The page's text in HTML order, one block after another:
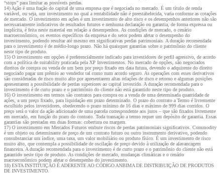
“stops” para limitar as possíveis perdas.
14) Ação é uma fração do capital de uma empresa que é negociada no mercado. É um título de renda
variável, ou seja, um investimento no qual a rentabilidade não é preestabelecida, varia conforme as cotações
de mercado. O investimento em ações é um investimento de alto risco e os desempenhos anteriores não são
necessariamente indicativos de resultados futuros e nenhuma declaração ou garantia, de forma expressa ou
implícita, é feita neste material em relação a desempenhos. As condições de mercado, o cenário
macroeconômico, os eventos específicos da empresa e do setor podem afetar o desempenho do
investimento, podendo resultar até mesmo em significativas perdas patrimoniais. A duração recomendada
para o investimento é de médio-longo prazo. Não há quaisquer garantias sobre o patrimônio do cliente
neste tipo de produto.
15) O investimento em opções é preferencialmente indicado para investidores de perfil agressivo, de acordo
com a política de suitability praticada pela XP Investimentos. No mercado de opções, são negociados
direitos de compra ou venda de um bem por preço fixado em data futura, devendo o adquirente do direito
negociado pagar um prêmio ao vendedor tal como num acordo seguro. As operações com esses derivativos
são consideradas de risco muito alto por apresentarem altas relações de risco e retorno e algumas posições
apresentarem a possibilidade de perdas superiores ao capital investido. A duração recomendada para o
investimento é de curto prazo e o patrimônio do cliente não está garantido neste tipo de produto.
16) O investimento em termos são contratos para compra ou a venda de uma determinada quantidade de
ações, a um preço fixado, para liquidação em prazo determinado. O prazo do contrato a Termo é livremente
escolhido pelos investidores, obedecendo o prazo mínimo de 16 dias e máximo de 999 dias corridos. O
preço será o valor da ação adicionado de uma parcela correspondente aos juros – que são fixados livremente
em mercado, em função do prazo do contrato. Toda transação a termo requer um depósito de garantia. Essas
garantias são prestadas em duas formas: cobertura ou margem.
17) O investimento em Mercados Futuros embute riscos de perdas patrimoniais significativos. Commodity
é um objeto ou determinante de preço de um contrato futuro ou outro instrumento derivativo, podendo
consubstanciar um índice, uma taxa, um valor mobiliário ou produto físico. É um investimento de risco
muito alto, que contempla a possibilidade de oscilação de preço devido à utilização de alavancagem
financeira. A duração recomendada para o investimento é de curto prazo e o patrimônio do cliente não está
garantido neste tipo de produto. As condições de mercado, mudanças climáticas e o cenário
macroeconômico podem afetar o desempenho do investimento.
18) ESTA INSTITUIÇÃO É ADERENTE AO CÓDIGO ANBIMA DE DISTRIBUIÇÃO DE PRODUTOS
DE INVESTIMENTO.